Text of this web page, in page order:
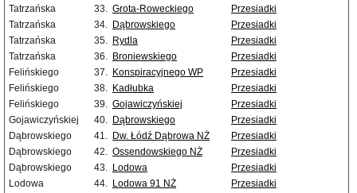
Tatrzańska
33. Grota-Roweckiego
Przesiadki
Tatrzańska
34. Dąbrowskiego
Przesiadki
Tatrzańska
35. Rydla
Przesiadki
Tatrzańska
36. Broniewskiego
Przesiadki
Felińskiego
37. Konspiracyjnego WP
Przesiadki
Felińskiego
38. Kadłubka
Przesiadki
Felińskiego
39. Gojawiczyńskiej
Przesiadki
Gojawiczyńskiej
40. Dąbrowskiego
Przesiadki
Dąbrowskiego
41. Dw. Łódź Dąbrowa NŻ
Przesiadki
Dąbrowskiego
42. Ossendowskiego NŻ
Przesiadki
Dąbrowskiego
43. Lodowa
Przesiadki
Lodowa
44. Lodowa 91 NŻ
Przesiadki